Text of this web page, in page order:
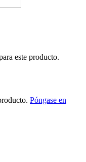
este producto.
Póngase en